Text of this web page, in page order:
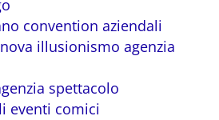
convention aziendali
illusionismo agenzia
spettacolo
eventi comici